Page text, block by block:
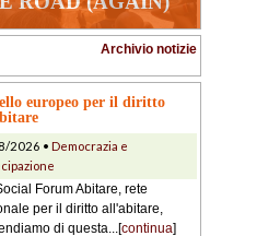
Archivio notizie
europeo per il diritto
2026 • Democrazia e
Forum Abitare, rete
per il diritto all'abitare,
di questa...[continua]